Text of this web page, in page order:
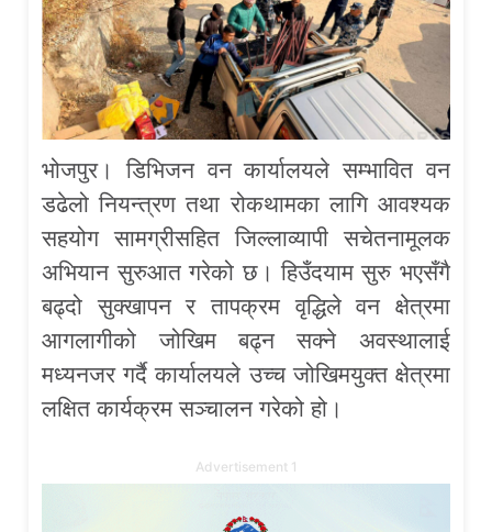
भोजपुर। डिभिजन वन कार्यालयले सम्भावित वन
डढेलो नियन्त्रण तथा रोकथामका लागि आवश्यक
सहयोग सामग्रीसहित जिल्लाव्यापी सचेतनामूलक
अभियान सुरुआत गरेको छ। हिउँदयाम सुरु भएसँगै
बढ्दो सुक्खापन र तापक्रम वृद्धिले वन क्षेत्रमा
आगलागीको जोखिम बढ्न सक्ने अवस्थालाई
मध्यनजर गर्दै कार्यालयले उच्च जोखिमयुक्त क्षेत्रमा
लक्षित कार्यक्रम सञ्चालन गरेको हो।
Advertisement 1